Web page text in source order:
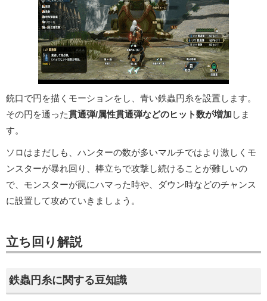
銃口で円を描くモーションをし、青い鉄蟲円糸を設置します。
その円を通った貫通弾/属性貫通弾などのヒット数が増加 しま
す。
ソロはまだしも、ハンターの数が多いマルチではより激しくモ
ンスターが暴れ回り、棒立ちで攻撃し続けることが難しいの
で、モンスターが罠にハマった時や、ダウン時などのチャンス
に設置して攻めていきましょう。
立ち回り解説
鉄蟲円糸に関する豆知識